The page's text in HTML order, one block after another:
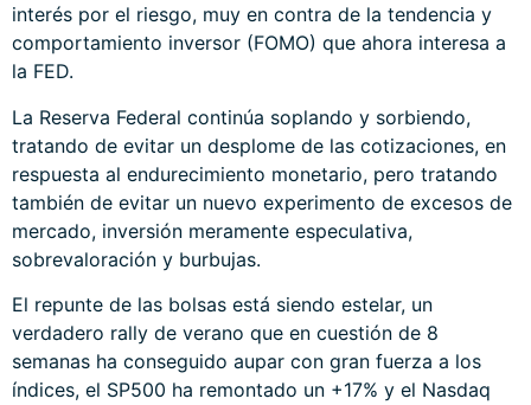
interés por el riesgo, muy en contra de la tendencia y
comportamiento inversor (FOMO) que ahora interesa a
la FED.
La Reserva Federal continúa soplando y sorbiendo,
tratando de evitar un desplome de las cotizaciones, en
respuesta al endurecimiento monetario, pero tratando
también de evitar un nuevo experimento de excesos de
mercado, inversión meramente especulativa,
sobrevaloración y burbujas.
El repunte de las bolsas está siendo estelar, un
verdadero rally de verano que en cuestión de 8
semanas ha conseguido aupar con gran fuerza a los
índices, el SP500 ha remontado un +17% y el Nasdaq